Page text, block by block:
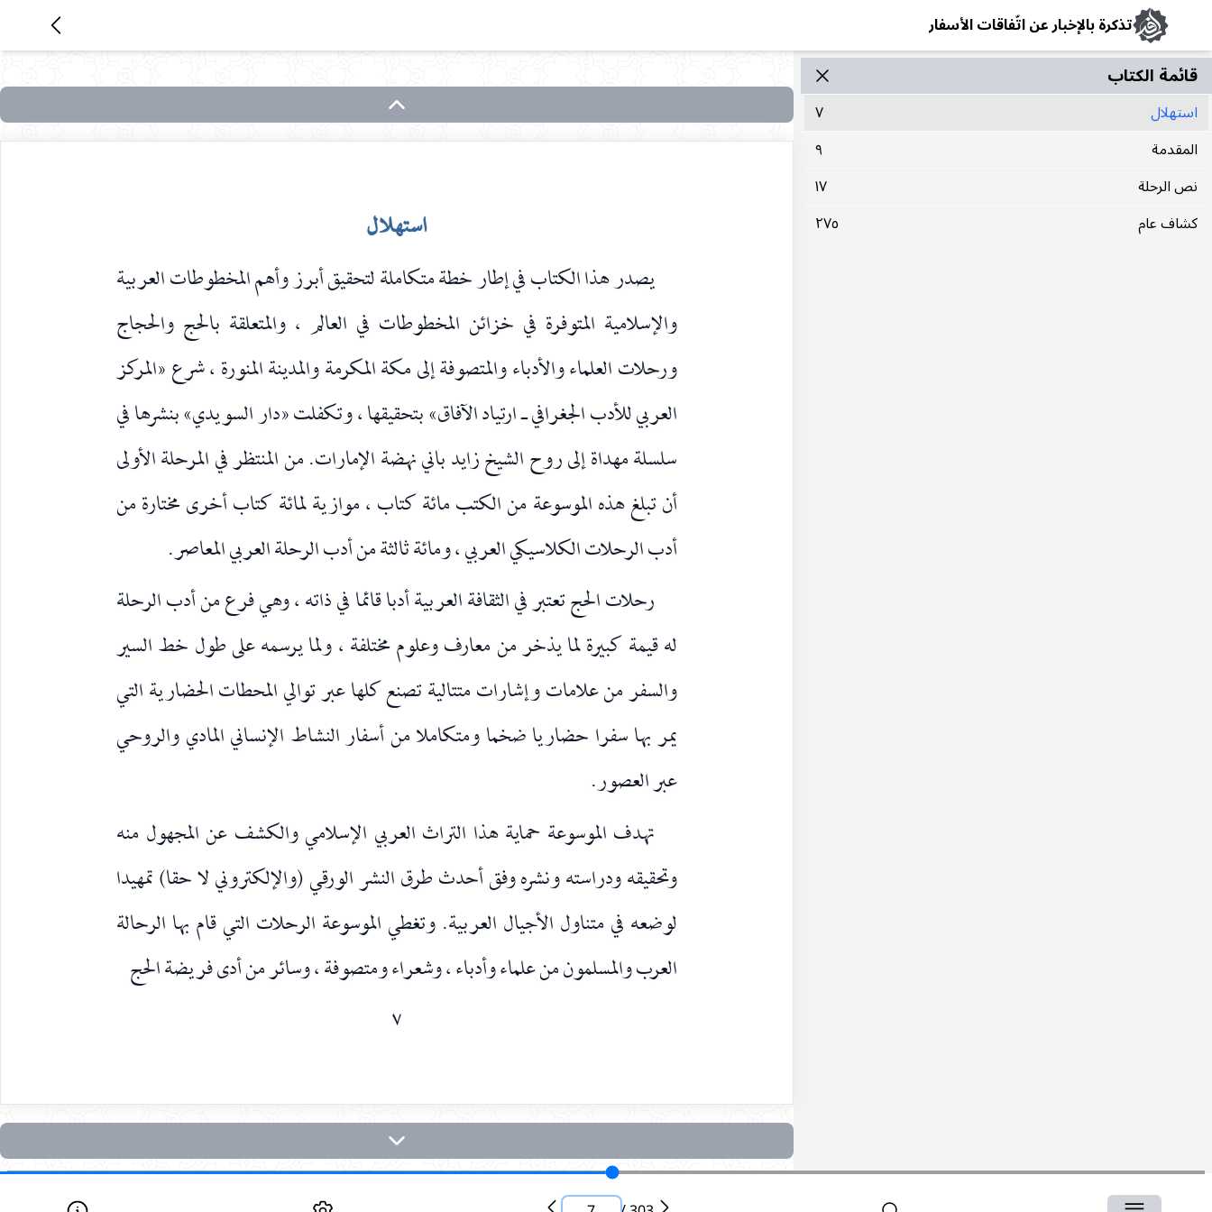
تذكرة بالإخبار عن اتّفاقات الأسفار
قائمة الکتاب
استهلال
٧
المقدمة
٩
نص الرحلة
١٧
كشاف عام
٢٧٥
البحث
البحث
في
استهلال
يصدر هذا الكتاب في إطار خطة متكاملة لتحقيق أبرز وأهم المخطوطات العربية
والإسلامية المتوفرة في خزائن المخطوطات في العالم ، والمتعلقة بالحج والحجاج
ورحلات العلماء والأدباء والمتصوفة إلى مكة المكرمة والمدينة المنورة ، شرع «المركز
العربي للأدب الجغرافي ـ ارتياد الآفاق» بتحقيقها ، وتكفلت «دار السويدي» بنشرها في
سلسلة مهداة إلى روح الشيخ زايد باني نهضة الإمارات. من المنتظر في المرحلة الأولى
أن تبلغ هذه الموسوعة من الكتب مائة كتاب ، موازية لمائة كتاب أخرى مختارة من
أدب الرحلات الكلاسيكي العربي ، ومائة ثالثة من أدب الرحلة العربي المعاصر.
رحلات الحج تعتبر في الثقافة العربية أدبا قائما في ذاته ، وهي فرع من أدب الرحلة
له قيمة كبيرة لما يذخر من معارف وعلوم مختلفة ، ولما يرسمه على طول خط السير
والسفر من علامات وإشارات متتالية تصنع كلها عبر توالي المحطات الحضارية التي
يمر بها سفرا حضاريا ضخما ومتكاملا من أسفار النشاط الإنساني المادي والروحي
عبر العصور.
تهدف الموسوعة حماية هذا التراث العربي الإسلامي والكشف عن المجهول منه
وتحقيقه ودراسته ونشره وفق أحدث طرق النشر الورقي (والإلكتروني لا حقا) تمهيدا
لوضعه في متناول الأجيال العربية. وتغطي الموسوعة الرحلات التي قام بها الرحالة
العرب والمسلمون من علماء وأدباء ، وشعراء ومتصوفة ، وسائر من أدى فريضة الحج
٧